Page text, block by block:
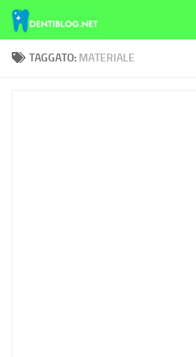
Skip to content
TAGGATO: MATERIALE